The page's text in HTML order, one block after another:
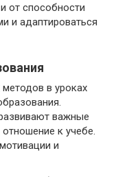
от способности
и адаптироваться
в уроках
важные
к учебе.
и